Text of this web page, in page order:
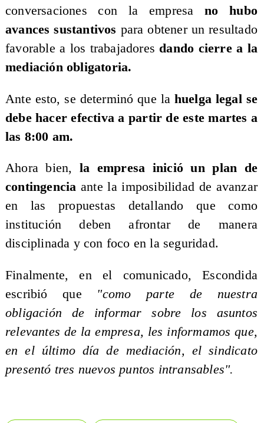
conversaciones con la empresano hubo
avances sustantivos para obtener un resultado
favorable a los trabajadores dando cierre a la
mediación obligatoria.
Ante esto, se determinó que la huelga legal se
debe hacer efectiva a partir de este martes a
las 8:00 am.
Ahora bien,
la empresa inició un plan de
contingencia ante la imposibilidad de avanzar
en las propuestas detallando que como
institución deben afrontar de manera
disciplinada y con foco en la seguridad.
Finalmente, en el comunicado, Escondida
escribió que "como parte de nuestra
obligación de informar sobre los asuntos
relevantes de la empresa, les informamos que,
en el último día de mediación, el sindicato
presentó tres nuevos puntos intransables".